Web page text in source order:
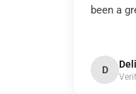
been a
D